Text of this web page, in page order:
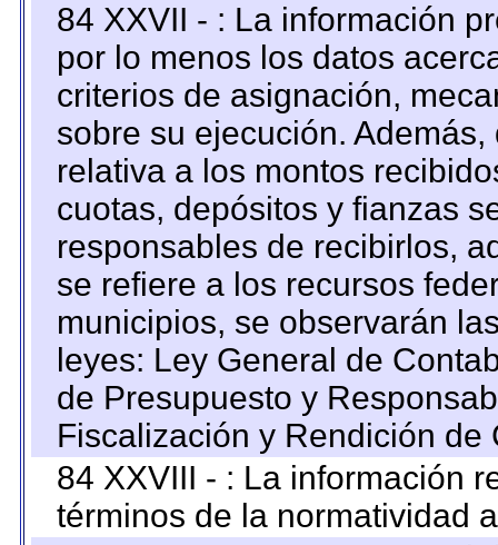
84 XXVII - : La información
por lo menos los datos
criterios de asignación,
sobre su ejecución.
relativa a los montos
cuotas, depósitos y fianzas
responsables de recibirlos,
se refiere a los recursos
municipios, se observarán
leyes: Ley General de
de Presupuesto y
Fiscalización y Rendición
84 XXVIII - : La información
términos de la normatividad